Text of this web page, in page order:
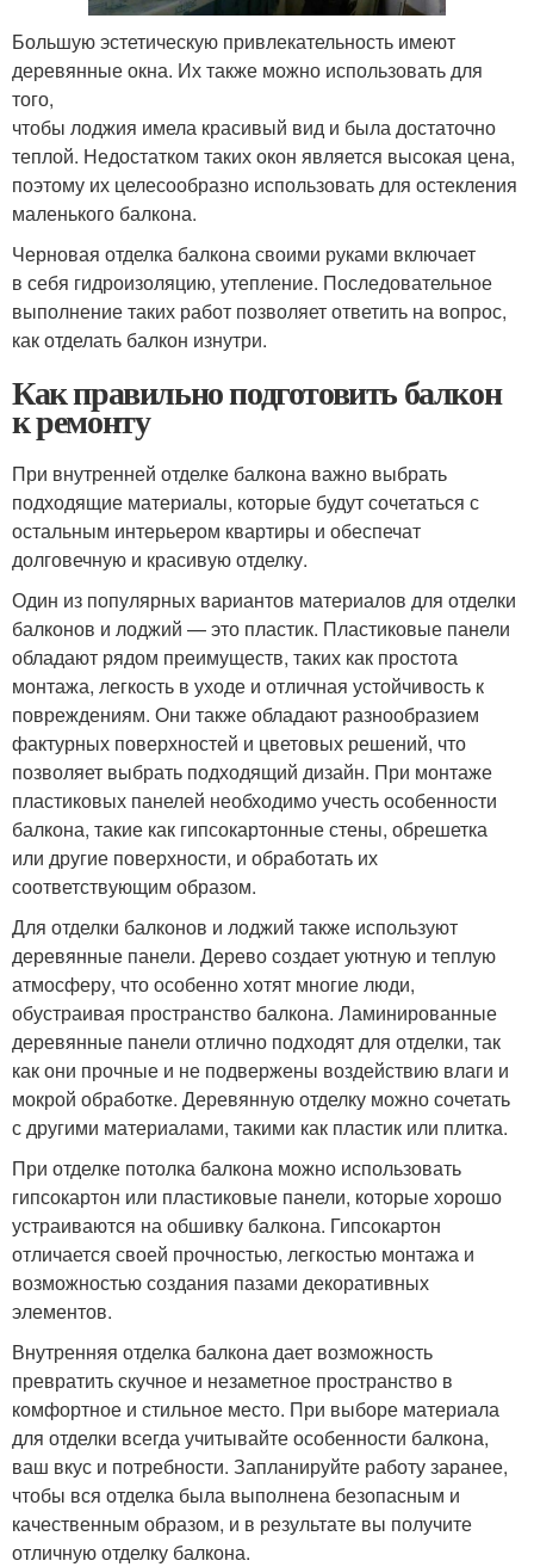
Большую эстетическую привлекательность имеют
деревянные окна. Их также можно использовать для
того,
чтобы лоджия имела красивый вид и была достаточно
теплой. Недостатком таких окон является высокая цена,
поэтому их целесообразно использовать для остекления
маленького балкона.
Черновая отделка балкона своими руками включает
в себя гидроизоляцию, утепление. Последовательное
выполнение таких работ позволяет ответить на вопрос,
как отделать балкон изнутри.
Как правильно подготовить балкон
к ремонту
При внутренней отделке балкона важно выбрать
подходящие материалы, которые будут сочетаться с
остальным интерьером квартиры и обеспечат
долговечную и красивую отделку.
Один из популярных вариантов материалов для отделки
балконов и лоджий — это пластик. Пластиковые панели
обладают рядом преимуществ, таких как простота
монтажа, легкость в уходе и отличная устойчивость к
повреждениям. Они также обладают разнообразием
фактурных поверхностей и цветовых решений, что
позволяет выбрать подходящий дизайн. При монтаже
пластиковых панелей необходимо учесть особенности
балкона, такие как гипсокартонные стены, обрешетка
или другие поверхности, и обработать их
соответствующим образом.
Для отделки балконов и лоджий также используют
деревянные панели. Дерево создает уютную и теплую
атмосферу, что особенно хотят многие люди,
обустраивая пространство балкона. Ламинированные
деревянные панели отлично подходят для отделки, так
как они прочные и не подвержены воздействию влаги и
мокрой обработке. Деревянную отделку можно сочетать
с другими материалами, такими как пластик или плитка.
При отделке потолка балкона можно использовать
гипсокартон или пластиковые панели, которые хорошо
устраиваются на обшивку балкона. Гипсокартон
отличается своей прочностью, легкостью монтажа и
возможностью создания пазами декоративных
элементов.
Внутренняя отделка балкона дает возможность
превратить скучное и незаметное пространство в
комфортное и стильное место. При выборе материала
для отделки всегда учитывайте особенности балкона,
ваш вкус и потребности. Запланируйте работу заранее,
чтобы вся отделка была выполнена безопасным и
качественным образом, и в результате вы получите
отличную отделку балкона.